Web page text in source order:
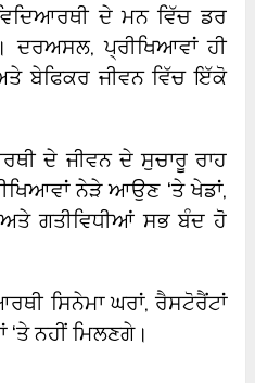
ਦੇ ਮਨ ਵਿੱਚ ਡਰ
ਪ੍ਰੀਖਿਆਵਾਂ ਹੀ
ਬੇਫਿਕਰ ਜੀਵਨ ਵਿੱਚ ਇੱਕੋ
ਦੇ ਜੀਵਨ ਦੇ ਸੁਚਾਰੂ ਰਾਹ
ਨੇੜੇ ਆਉਣ ‘ਤੇ ਖੇਡਾਂ,
ਅਤੇ ਗਤੀਵਿਧੀਆਂ ਸਭ ਬੰਦ ਹੋ
ਸਿਨੇਮਾ ਘਰਾਂ, ਰੈਸਟੋਰੈਂਟਾਂ
ਨਹੀਂ ਮਿਲਣਗੇ।